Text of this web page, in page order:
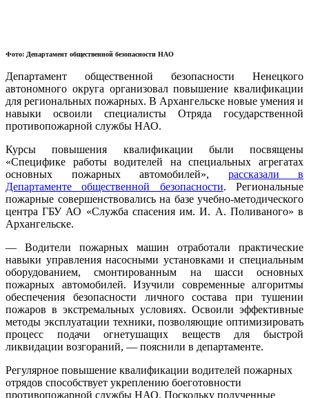
Фото: Департамент общественной безопасности НАО
Департамент общественной безопасности Ненецкого
автономного округа организовал повышение квалификации
для региональных пожарных. В Архангельске новые умения и
навыки освоили специалисты Отряда государственной
противопожарной службы НАО.
Курсы повышения квалификации были посвящены
«Специфике работы водителей на специальных агрегатах
основных пожарных автомобилей», рассказали в
Департаменте общественной безопасности. Региональные
пожарные совершенствовались на базе учебно-методического
центра ГБУ АО «Служба спасения им. И. А. Поливаного» в
Архангельске.
— Водители пожарных машин отработали практические
навыки управления насосными установками и специальным
оборудованием, смонтированным на шасси основных
пожарных автомобилей. Изучили современные алгоритмы
обеспечения безопасности личного состава при тушении
пожаров в экстремальных условиях. Освоили эффективные
методы эксплуатации техники, позволяющие оптимизировать
процесс подачи огнетушащих веществ для быстрой
ликвидации возгораний, — пояснили в департаменте.
Регулярное повышение квалификации водителей пожарных
отрядов способствует укреплению боеготовности
противопожарной службы НАО. Поскольку полученные